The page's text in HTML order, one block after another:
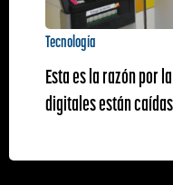
Tecnología
Esta es la razón por
digitales están caídas